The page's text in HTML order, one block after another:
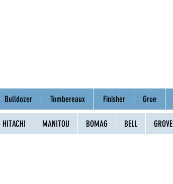
Bulldozer Tombereaux Finisher Grue
HITACHI MANITOU BOMAG BELL GROVE